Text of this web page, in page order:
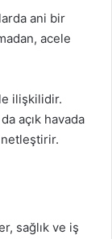
ani bir
acele
ilişkilidir.
açık havada
sağlık ve iş